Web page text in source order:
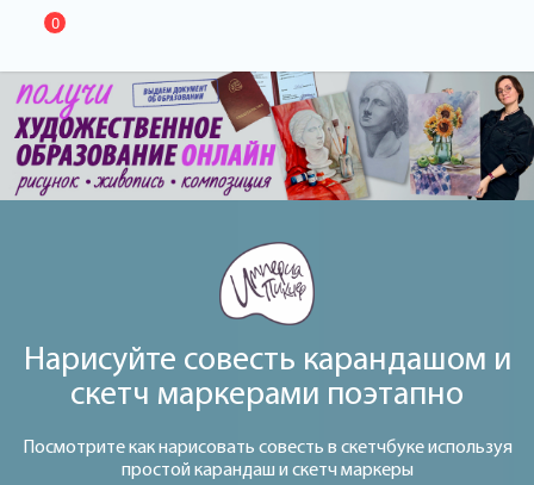
0
Нарисуйте совесть карандашом и
скетч маркерами поэтапно
Посмотрите как нарисовать совесть в скетчбуке используя
простой карандаш и скетч маркеры